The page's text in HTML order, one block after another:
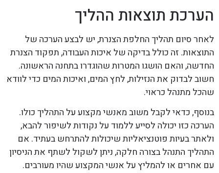
הערכת תוצאות ההליך
לאחר סיום תהליך החלפת הצנרת, יש לבצע הערכה של
התוצאות. זה כולל בדיקה של איכות העבודה, תפקוד הצנרת
החדשה, והאם הושגו המטרות שהוגדרו בתחנה הראשונה.
חשוב לבדוק את הנזילות, לחץ המים, ואיכות המים כדי לוודא
שהכל מתנהל כראוי.
בנוסף, כדאי לקבל משוב מאנשי מקצוע על התהליך כולו.
הערכה כזו יכולה לסייע ללמוד על נקודות לשיפור להבא,
ולאתר בעיות פוטנציאליות שיכולות להתרחש בעתיד. אם
התהליך התנהל בצורה חלקה, ניתן לשקול לשתף את הניסיון
עם אחרים או להמליץ על אנשי המקצוע שהיו מעורבים.